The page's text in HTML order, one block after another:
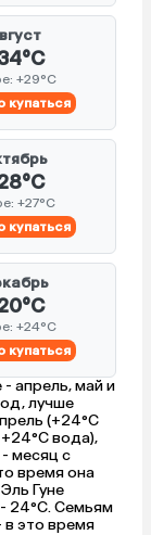
+29°C
купаться
+27°C
купаться
+24°C
купаться
апрель, май и
лучше
(+24°C
вода),
- месяц с
время она
Гуне
24°C. Семьям
в это время